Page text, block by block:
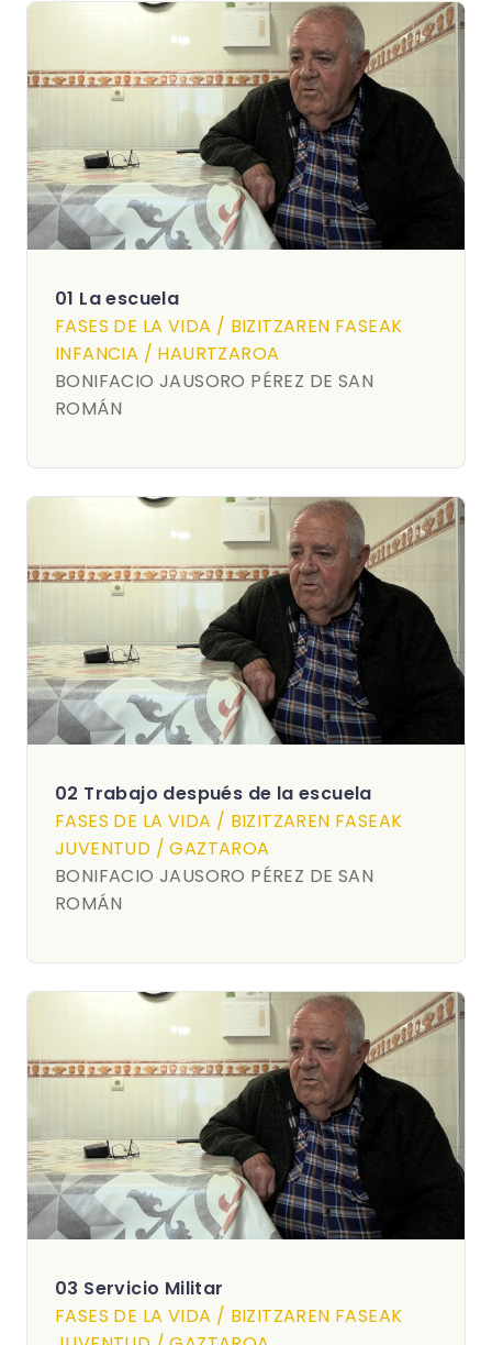
01 La escuela
FASES DE LA VIDA / BIZITZAREN FASEAK
INFANCIA / HAURTZAROA
BONIFACIO JAUSORO PÉREZ DE SAN
ROMÁN
02 Trabajo después de la escuela
FASES DE LA VIDA / BIZITZAREN FASEAK
JUVENTUD / GAZTAROA
BONIFACIO JAUSORO PÉREZ DE SAN
ROMÁN
03 Servicio Militar
FASES DE LA VIDA / BIZITZAREN FASEAK